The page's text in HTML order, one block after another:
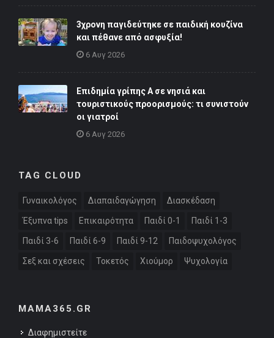
3χρονη παγιδεύτηκε σε παιδική κουζίνα
και πέθανε από ασφυξία!
6 Αυγ 2026
Επιδημία γρίπης Α σε νησιά και
τουριστικούς προορισμούς: τι συνιστούν
οι γιατροί
6 Αυγ 2026
TAG CLOUD
Γυναικολόγος Διαπαιδαγώγηση Διασκέδαση
Έξυπνα tips Επικαιρότητα Παιδί 0-1 Παιδί 1-3
Παιδί 3-6 Παιδί 6-9 Παιδί 9-12 Παιδοψυχολόγος
Σεξ και σχέσεις Τοκετός Χιούμορ Ψυχολογία
MAMA365.GR
Διαφημιστείτε